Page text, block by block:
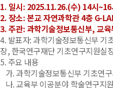
1. 일시: 2025.11.26.(수) 14시~16
2.장소:본교 자연과학관4층 G-
3.주관:과학기술정보통신부, 교
4. 발표자:과학기술정보통신부 기
장, 한국연구재단 기초연구지원실
5. 주요 내용
가.과학기술정보통신부 기초연
나.교육부 이공분야 학술연구지